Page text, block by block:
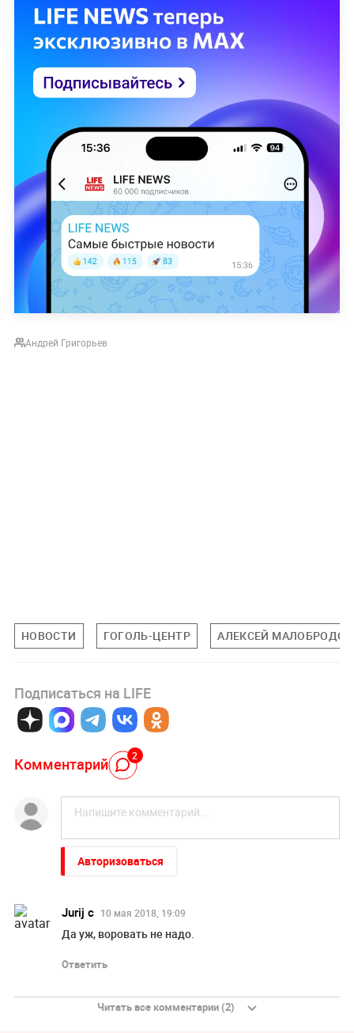
Андрей Григорьев
НОВОСТИ ГОГОЛЬ-ЦЕНТР АЛЕКСЕЙ
Подписаться на LIFE
Комментарий 2
Авторизоваться
Jurij c 10 мая 2018, 19:09
Да уж, воровать не надо.
Ответить
Читать все комментарии (2)